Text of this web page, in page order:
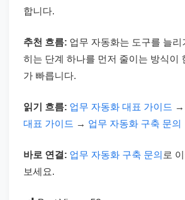
합니다.
추천 흐름: 업무 자동화는 도구를 늘
히는 단계 하나를 먼저 줄이는 방식이
가 빠릅니다.
읽기 흐름: 업무 자동화 대표 가이드 →
대표 가이드 → 업무 자동화 구축 문의
바로 연결: 업무 자동화 구축 문의 로
보세요.